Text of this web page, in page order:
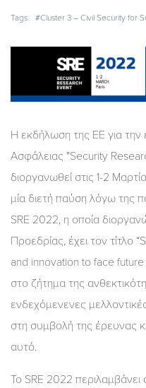
Tags: #Cluster 3 – Civil Security for
Η εκδήλωση της ΕΕ για
Ασφάλειας "Security
διοργανωθεί στις 1-2
μία διετή παύση λόγω της
SRE 2022, η οποία
Προεδρίας, έχει τον τίτλο
and innovation to face future
στο ζήτημα της
ενδεχόμενενες
στη συμβολή της έρευνας
αυτό.
Το SRE 2022